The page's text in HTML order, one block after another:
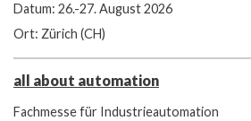
Datum: 26.-27. August 2026
Ort: Zürich (CH)
all about automation
Fachmesse für Industrieautomation